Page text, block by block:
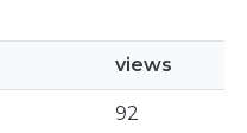
views
92